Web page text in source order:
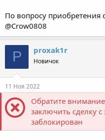
По вопросу приобретения
@Crow0808
P proxak1r
Новичок
11 Ноя 2022
Обратите
заключить сделку
заблокирован